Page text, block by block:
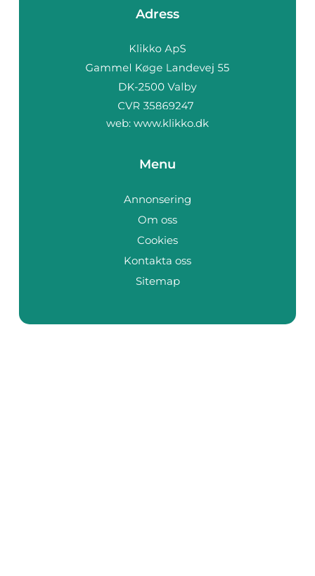
Adress
web: www.klikko.dk
Menu
Annonsering
Om oss
Cookies
Kontakta oss
Sitemap